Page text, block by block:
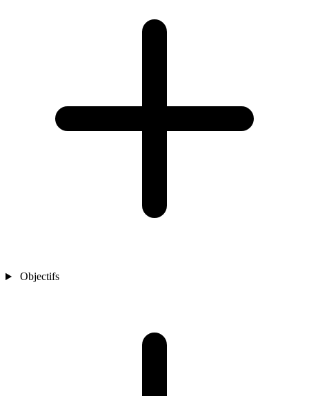
Objectifs